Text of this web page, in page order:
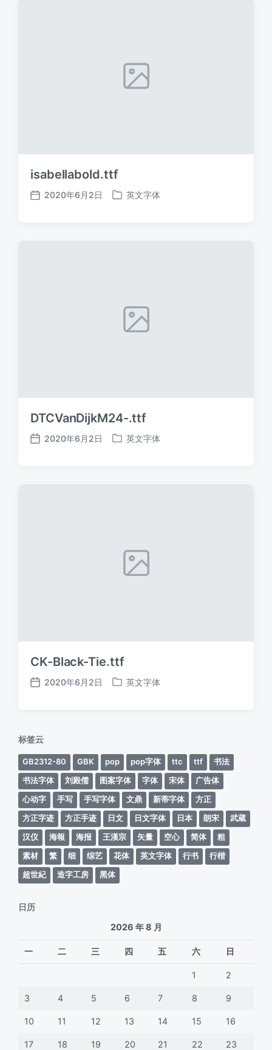
isabellabold.ttf
发
2020年6月2日
发
英文字体
DTCVanDijkM24-.ttf
发
2020年6月2日
发
英文字体
CK-Black-Tie.ttf
发
2020年6月2日
发
英文字体
标签云
GB2312-80 GBK pop pop字体 ttc ttf
书法
书法字体
刘殿儒 图案字体 字体 宋体
广告体
心动字
手写 手写字体 文鼎 新蒂字体
方正
方正字迹
方正手迹 日文 日文字体 日本 朗宋
武蔵
汉仪
海報 海报 王漢宗 矢量 空心 简体
粗
素材
繁 细 综艺 花体 英文字体 行书
行楷
超世紀
造字工房 黑体
日历
2026 年 8 月
一 二 三 四 五 六 日
1 2
3 4 5 6 7 8 9
10 11 12 13 14 15 16
17 18 19 20 21 22 23